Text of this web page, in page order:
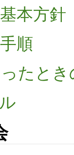
本方針
順
たと